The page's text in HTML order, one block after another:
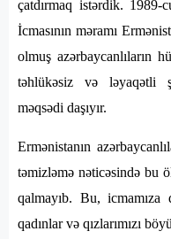
çatdırmaq istərdik. 1989-
İcmasının məramı
olmuş azərbaycanlıların
təhlükəsiz və ləyaqətli
məqsədi daşıyır.
Ermənistanın
təmizləmə nəticəsində bu
qalmayıb. Bu, icmamıza
qadınlar və qızlarımızı